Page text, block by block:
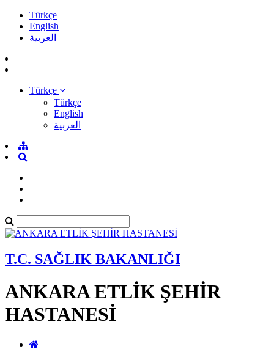
Türkçe
English
العربية
Türkçe
Türkçe
English
العربية
T.C. SAĞLIK BAKANLIĞI
ANKARA ETLİK ŞEHİR
HASTANESİ